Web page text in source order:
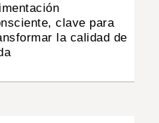
clave para
la calidad de